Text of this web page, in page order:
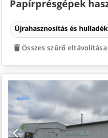
Papírprésgépek
Újrahasznosítás és
Összes szűrő eltávolítása